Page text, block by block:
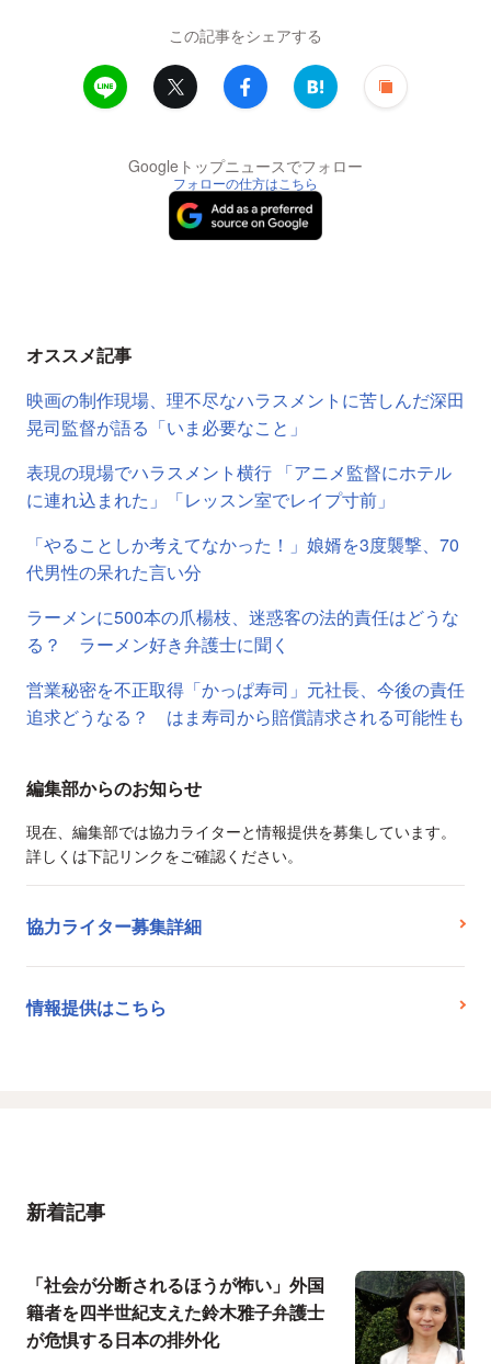
この記事をシェアする
Googleトップニュースでフォロー
フォローの仕方はこちら
オススメ記事
映画の制作現場、理不尽なハラスメントに苦しんだ深田
晃司監督が語る「いま必要なこと」
表現の現場でハラスメント横行 「アニメ監督にホテル
に連れ込まれた」「レッスン室でレイプ寸前」
「やることしか考えてなかった！」娘婿を3度襲撃、70
代男性の呆れた言い分
ラーメンに500本の爪楊枝、迷惑客の法的責任はどうな
る？ ラーメン好き弁護士に聞く
営業秘密を不正取得「かっぱ寿司」元社長、今後の責任
追求どうなる？ はま寿司から賠償請求される可能性も
編集部からのお知らせ
現在、編集部では協力ライターと情報提供を募集しています。
詳しくは下記リンクをご確認ください。
協力ライター募集詳細
情報提供はこちら
新着記事
「社会が分断されるほうが怖い」外国
籍者を四半世紀支えた鈴木雅子弁護士
が危惧する日本の排外化